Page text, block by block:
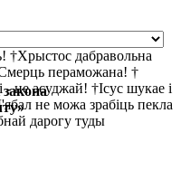
†Хрыстос дабравольна
пераможана! †
не асуджай! †Ісус шукае і
не можа зрабіць пекла
дарогу туды